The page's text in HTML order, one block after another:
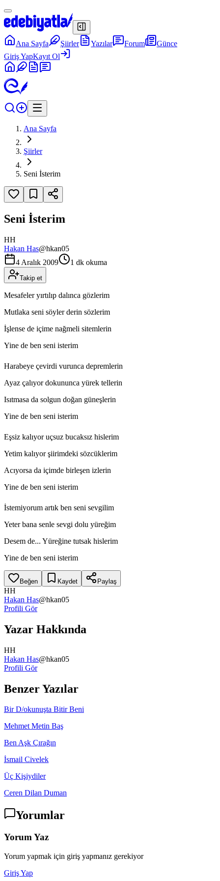
Ana Sayfa Şiirler Yazılar Forum
Günce
Giriş YapKayıt Ol
Ana Sayfa
Şiirler
Seni İsterim
Seni İsterim
HH
Hakan Has@hkan05
4 Aralık 2009
1 dk okuma
Takip et
Mesafeler yırtılıp dalınca gözlerim
Mutlaka seni söyler derin sözlerim
İşlense de içime nağmeli sitemlerin
Yine de ben seni isterim
Harabeye çevirdi vurunca depremlerin
Ayaz çalıyor dokununca yürek tellerin
Isıtmasa da solgun doğan güneşlerin
Yine de ben seni isterim
Eşsiz kalıyor uçsuz bucaksız hislerim
Yetim kalıyor şiirimdeki sözcüklerim
Acıyorsa da içimde birleşen izlerin
Yine de ben seni isterim
İstemiyorum artık ben seni sevgilim
Yeter bana senle sevgi dolu yüreğim
Desem de... Yüreğine tutsak hislerim
Yine de ben seni isterim
Beğen Kaydet Paylaş
HH
Hakan Has@hkan05
Profili Gör
Yazar Hakkında
HH
Hakan Has@hkan05
Profili Gör
Benzer Yazılar
Bir D/okunuşta Bitir Beni
Mehmet Metin Baş
Ben Aşk Çırağın
İsmail Civelek
Üç Kişiydiler
Ceren Dilan Duman
Yorumlar
Yorum Yaz
Yorum yapmak için giriş yapmanız gerekiyor
Giriş Yap